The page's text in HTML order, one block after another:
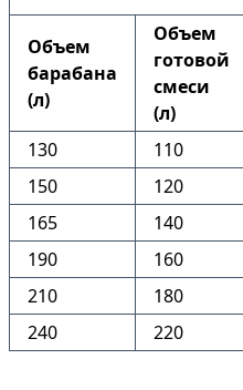
Объем
барабана
(л)
Объем
готовой
смеси
(л)
130 110
150
120
165
140
190
160
210
180
240
220